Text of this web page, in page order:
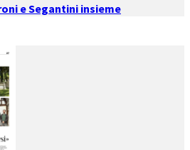
e Segantini insieme